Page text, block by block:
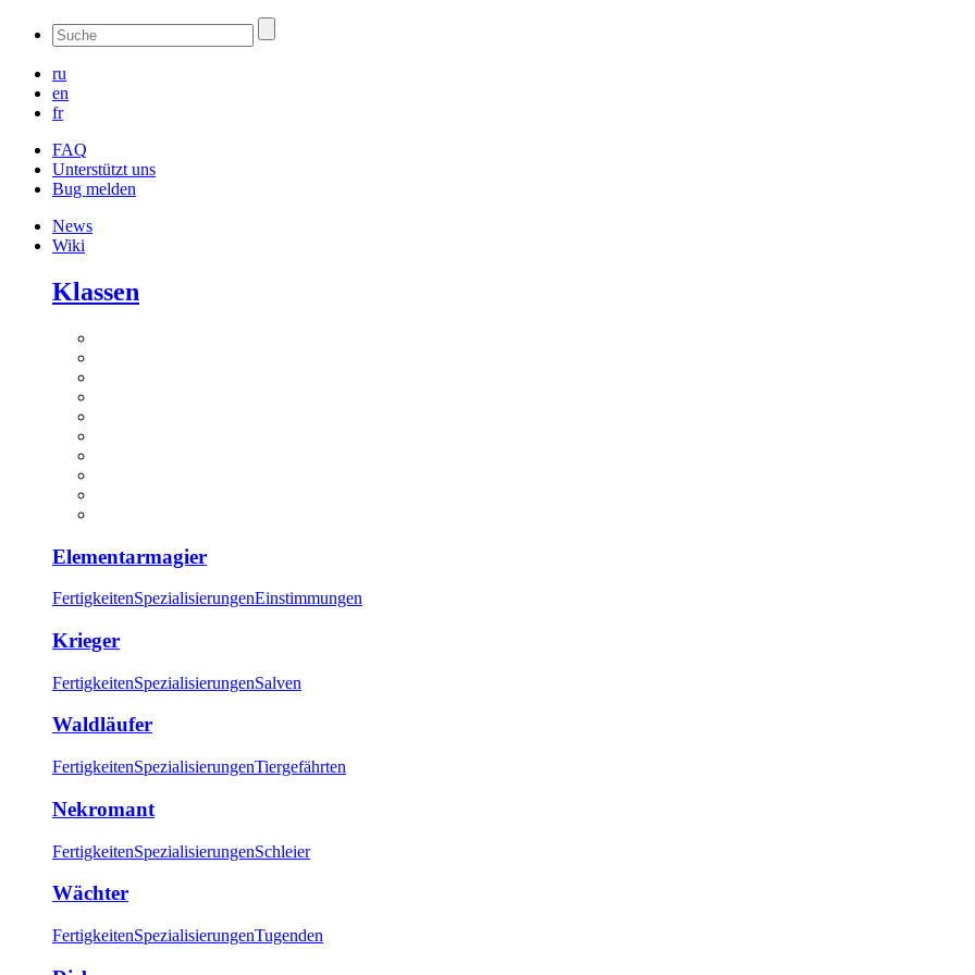
ru
en
fr
FAQ
Unterstützt uns
Bug melden
News
Wiki
Klassen
Elementarmagier
FertigkeitenSpezialisierungenEinstimmungen
Krieger
FertigkeitenSpezialisierungenSalven
Waldläufer
FertigkeitenSpezialisierungenTiergefährten
Nekromant
FertigkeitenSpezialisierungenSchleier
Wächter
FertigkeitenSpezialisierungenTugenden